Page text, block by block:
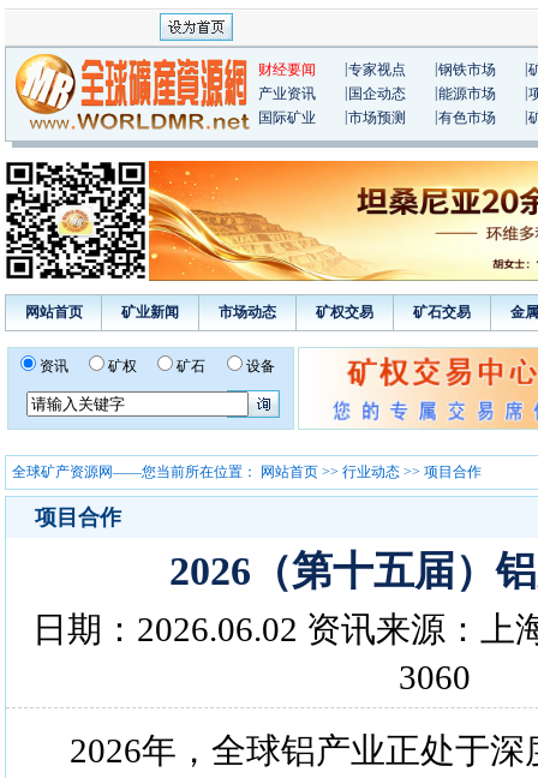
财经要闻 专家视点 钢铁市场
产业资讯
国企动态 能源市场
国际矿业
市场预测 有色市场
网站首页 矿业新闻 市场动态 矿权交易 矿石交易 金
资讯 矿权 矿石 设备
全球矿产资源网——您当前所在位置： 网站首页 >> 行业动态 >> 项目合作
项目合作
2026（第十五届）
日期：2026.06.02 资讯来源：上
3060
2026年，全球铝产业正处于